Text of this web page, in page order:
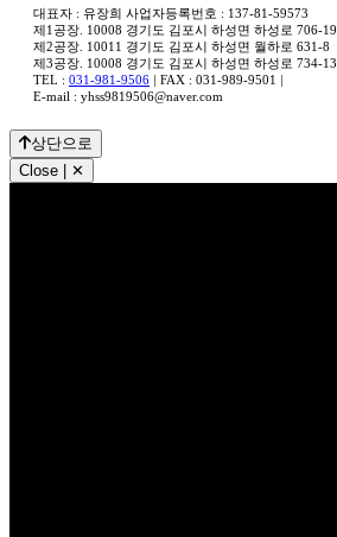
대표자 : 유장희 사업자등록번호 : 137-81-59573
제1공장. 10008 경기도 김포시 하성면 하성로 706-19
제2공장. 10011 경기도 김포시 하성면 월하로 631-8
제3공장. 10008 경기도 김포시 하성면 하성로 734-13
TEL : 031-981-9506 FAX : 031-989-9501
E-mail : yhss9819506@naver.com
상단으로
Close | ✕